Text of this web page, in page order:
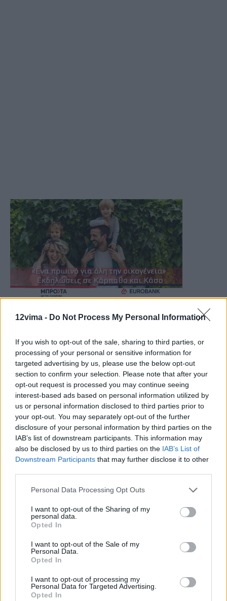
12vima - Do Not Process My Personal Information
If you wish to opt-out of the sale, sharing to third parties, or
processing of your personal or sensitive information for
targeted advertising by us, please use the below opt-out
section to confirm your selection. Please note that after your
opt-out request is processed you may continue seeing
interest-based ads based on personal information utilized by
us or personal information disclosed to third parties prior to
your opt-out. You may separately opt-out of the further
disclosure of your personal information by third parties on the
IAB’s list of downstream participants. This information may
also be disclosed by us to third parties on the IAB’s List of
Downstream Participants that may further disclose it to other
Personal Data Processing Opt Outs
I want to opt-out of the Sharing of my
personal data.
Opted In
I want to opt-out of the Sale of my
Personal Data.
Opted In
I want to opt-out of processing my
Personal Data for Targeted Advertising.
Opted In